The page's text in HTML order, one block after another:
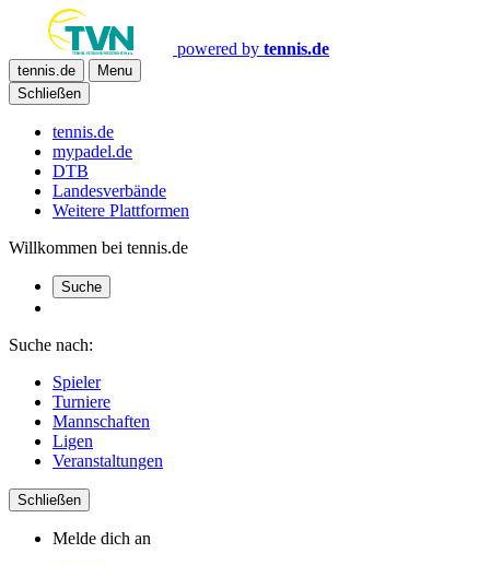
powered by tennis.de
tennis.de
Menu
Schließen
tennis.de
mypadel.de
DTB
Landesverbände
Weitere Plattformen
Willkommen bei tennis.de
Suche
Suche nach:
Spieler
Turniere
Mannschaften
Ligen
Veranstaltungen
Schließen
Melde dich an